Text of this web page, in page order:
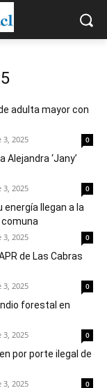
adulta mayor con
3, 2025 0
‘Jany’
3, 2025 0
energía llegan a la
3, 2025 0
de Las Cabras
3, 2025 0
forestal en
3, 2025 0
por porte ilegal de
3, 2025 0